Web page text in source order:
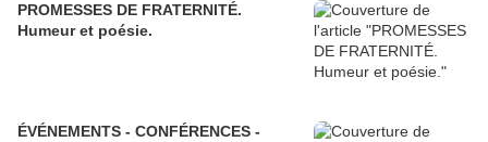
PROMESSES DE FRATERNITÉ.
Humeur et poésie.
ÉVÉNEMENTS - CONFÉRENCES -